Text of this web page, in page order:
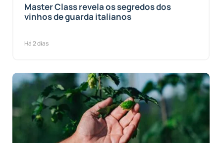
Master Class revela os segredos dos
vinhos de guarda italianos
Há 2 dias